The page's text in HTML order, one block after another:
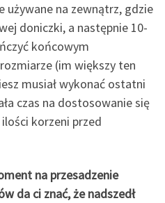
używane na zewnątrz, gdzie
doniczki, a następnie 10-
końcowym
(im większy ten
musiał wykonać ostatni
czas na dostosowanie się
korzeni przed
na przesadzenie
da ci znać, że nadszedł